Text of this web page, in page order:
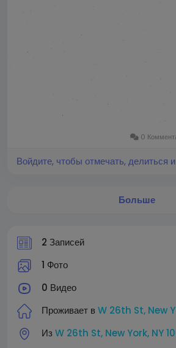
2 Записей
1 Фото
0 Видео
Проживает вW 26th St, New
ИзW 26th St, New York, NY
0
Войдите, чтобы отмечать, делиться
Больше